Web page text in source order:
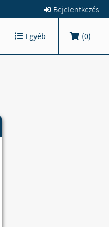
Bejelentkezés
Egyéb (0)